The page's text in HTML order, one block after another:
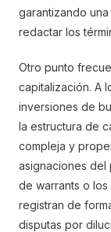
garantizando
redactar los
Otro punto
capitalización. A
inversiones de
la estructura de
compleja y
asignaciones
de warrants o
registran de
disputas por